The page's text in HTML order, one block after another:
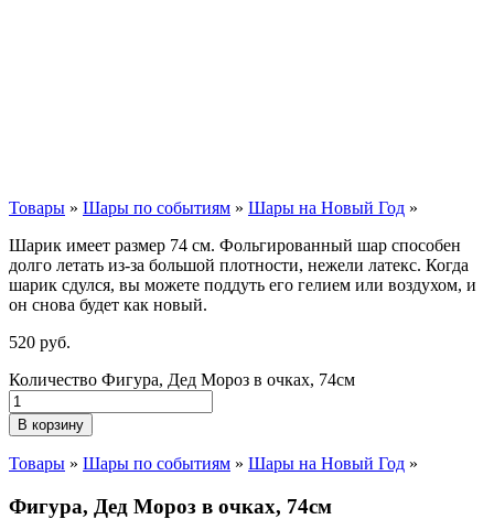
Товары » Шары по событиям » Шары на Новый Год »
Шарик имеет размер 74 см. Фольгированный шар способен
долго летать из-за большой плотности, нежели латекс. Когда
шарик сдулся, вы можете поддуть его гелием или воздухом, и
он снова будет как новый.
520 руб.
Количество Фигура, Дед Мороз в очках, 74см
В корзину
Товары » Шары по событиям » Шары на Новый Год »
Фигура, Дед Мороз в очках, 74см